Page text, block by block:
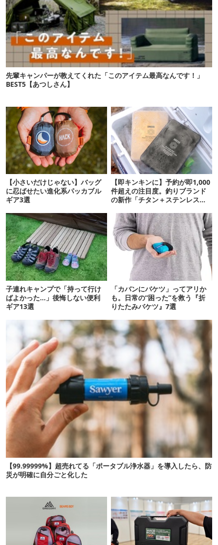
先輩キャンパーが教えてくれた「このアイテム最高なんです！」
BEST5【あつしさん】
【小さいだけじゃない】バッグ
に忍ばせたい進化系パッカブル
ギア3選
【即キンキンに】予約が即1,000
件超えの注目度。釣りブランド
の新作「チタン＋ステンレスの
子連れキャンプで「持って行け
ばよかった…」後悔しない便利
ギア13選
「カバンにバケツ」ってアリか
も。日常の“困った”を救う『折
りたたみバケツ』7選
【99.99999%】超売れてる「ポータブル浄水器」を導入したら、防
災が明確に自分ごと化した